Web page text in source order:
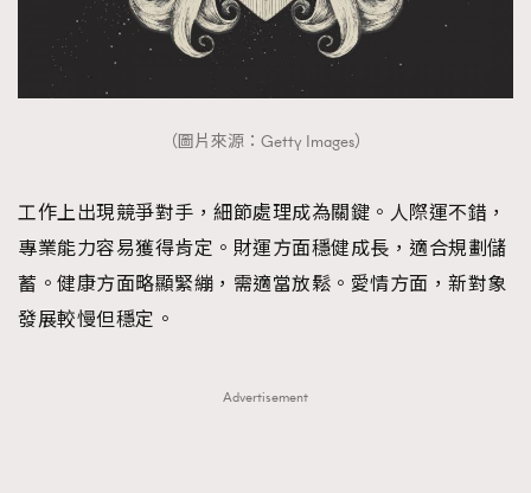
（圖片來源：Getty Images）
工作上出現競爭對手，細節處理成為關鍵。人際運不錯，
專業能力容易獲得肯定。財運方面穩健成長，適合規劃儲
蓄。健康方面略顯緊繃，需適當放鬆。愛情方面，新對象
發展較慢但穩定。
Advertisement